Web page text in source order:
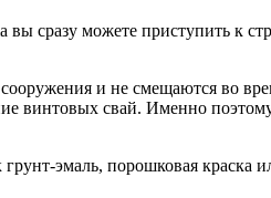
сразу можете приступить к
и не смещаются во
винтовых свай. Именно
эмаль, порошковая краска